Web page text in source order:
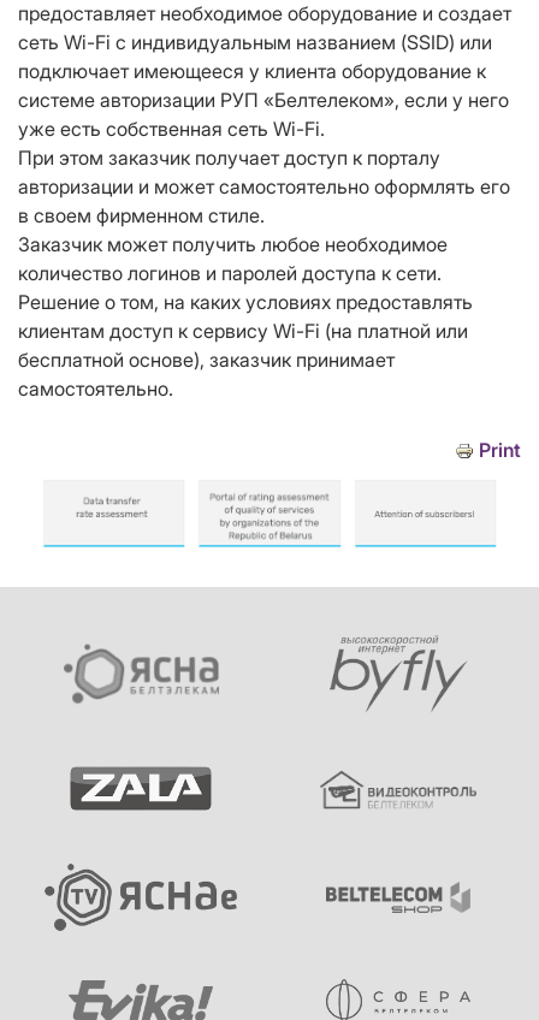
предоставляет необходимое оборудование и создает
сеть Wi-Fi с индивидуальным названием (SSID) или
подключает имеющееся у клиента оборудование к
системе авторизации РУП «Белтелеком», если у него
уже есть собственная сеть Wi-Fi.
При этом заказчик получает доступ к порталу
авторизации и может самостоятельно оформлять его
в своем фирменном стиле.
Заказчик может получить любое необходимое
количество логинов и паролей доступа к сети.
Решение о том, на каких условиях предоставлять
клиентам доступ к сервису Wi-Fi (на платной или
бесплатной основе), заказчик принимает
самостоятельно.
Print